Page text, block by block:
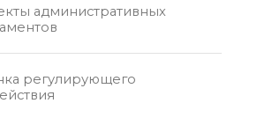
административных
регулирующего